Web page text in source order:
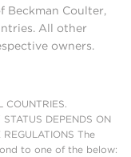
Beckman Coulter,
All other
owners.
COUNTRIES.
DEPENDS ON
The
to one of the below: